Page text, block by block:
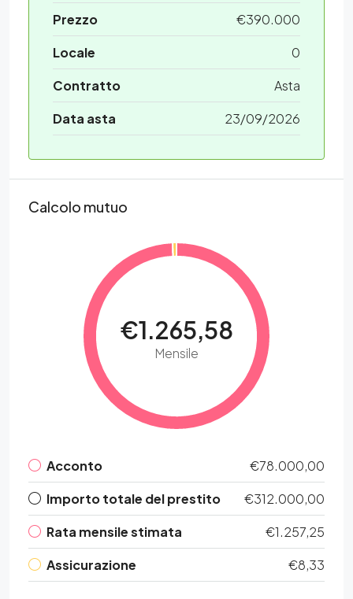
Prezzo
€390.000
Locale
0
Contratto
Asta
Data asta
23/09/2026
Calcolo mutuo
€1.265,58
Mensile
Acconto
€78.000,00
Importo totale del prestito
€312.000,00
Rata mensile stimata
€1.257,25
Assicurazione
€8,33